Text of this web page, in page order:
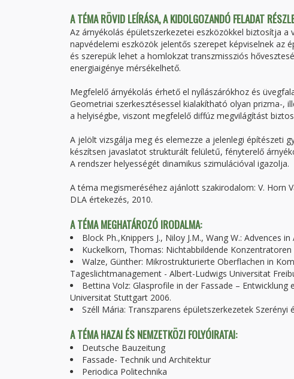
A TÉMA RÖVID LEÍRÁSA, A KIDOLGOZANDÓ FELADAT
Az árnyékolás épületszerkezetei eszközökkel biztosítja
napvédelemi eszközök jelentős szerepet képviselnek az
és szerepük lehet a homlokzat transzmissziós
energiaigénye mérsékelhető.
Megfelelő árnyékolás érhető el nyílászárókhoz és
Geometriai szerkesztésessel kialakítható olyan prizma-,
a helyiségbe, viszont megfelelő diffúz megvilágítást
A jelölt vizsgálja meg és elemezze a jelenlegi építészeti
készítsen javaslatot strukturált felületű, fényterelő
A rendszer helyességét dinamikus szimulációval igazolja.
A téma megismeréséhez ajánlott szakirodalom: V. Horn
DLA értekezés, 2010.
A TÉMA MEGHATÁROZÓ IRODALMA:
Block Ph.,Knippers J., Niloy J.M., Wang W.: Advences
Kuckelkorn, Thomas: Nichtabbildende
Walze, Günther: Mikrostrukturierte Oberflachen in
Tageslichtmanagement - Albert-Ludwigs Universitat
Bettina Volz: Glasprofile in der Fassade –
Universitat Stuttgart 2006.
Széll Mária: Transzparens épületszerkezetek Szerényi
A TÉMA HAZAI ÉS NEMZETKÖZI FOLYÓIRATAI:
Deutsche Bauzeitung
Fassade- Technik und Architektur
Periodica Politechnika